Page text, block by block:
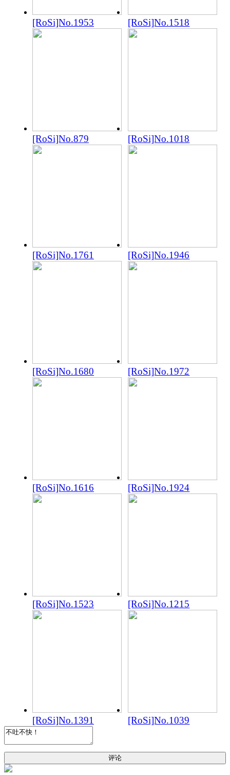
[RoSi]No.1953 [RoSi]No.1518
[RoSi]No.879 [RoSi]No.1018
[RoSi]No.1761 [RoSi]No.1946
[RoSi]No.1680 [RoSi]No.1972
[RoSi]No.1616 [RoSi]No.1924
[RoSi]No.1523 [RoSi]No.1215
[RoSi]No.1391 [RoSi]No.1039
评论